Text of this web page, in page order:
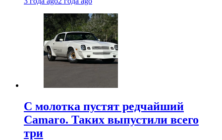
С молотка пустят редчайший
Camaro. Таких выпустили всего
три